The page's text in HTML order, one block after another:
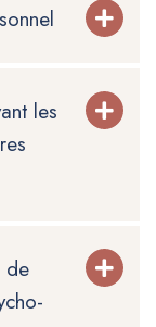
les
de